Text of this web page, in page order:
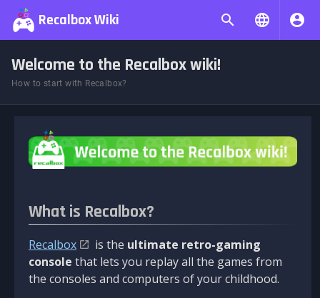
Recalbox Wiki
Welcome to the Recalbox wiki!
How to start with Recalbox?
What is Recalbox?
Recalbox is the ultimate retro-gaming
console that lets you replay all the games from
the consoles and computers of your childhood.